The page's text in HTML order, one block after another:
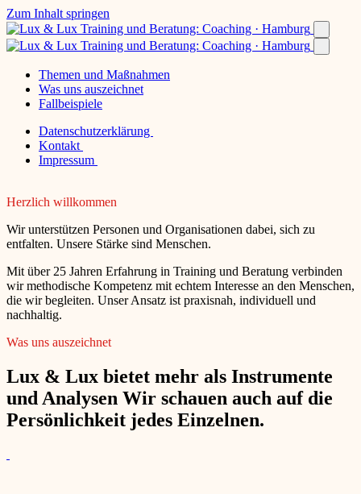
Zum Inhalt springen
Themen und Maßnahmen
Was uns auszeichnet
Fallbeispiele
Datenschutzerklärung
Kontakt
Impressum
Herzlich willkommen
Wir unterstützen Personen und Organisationen dabei, sich zu
entfalten. Unsere Stärke sind Menschen.
Mit über 25 Jahren Erfahrung in Training und Beratung verbinden
wir methodische Kompetenz mit echtem Interesse an den Menschen,
die wir begleiten. Unser Ansatz ist praxisnah, individuell und
nachhaltig.
Was uns auszeichnet
Lux & Lux bietet mehr als Instrumente
und Analysen Wir schauen auch auf die
Persönlichkeit jedes Einzelnen.